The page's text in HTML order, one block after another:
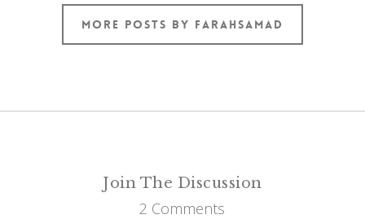
More posts by FarahSamad
Join The Discussion
2 Comments